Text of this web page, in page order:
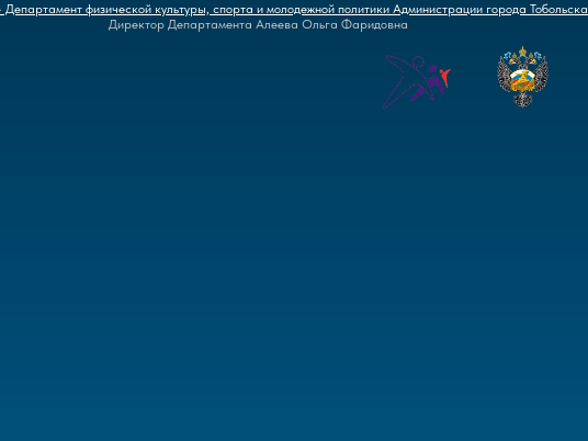
Департамент физической культуры, спорта и молодежной политики Администрации города Тобольска
Директор Департамента Алеева Ольга Фаридовна